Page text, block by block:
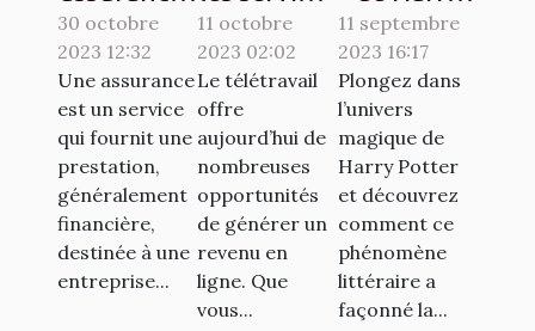
à souscrire
en France :
lesquelles
sont
exigées ?
30 octobre
2023 12:32
Une assurance
est un service
qui fournit une
prestation,
généralement
financière,
destinée à une
entreprise...
en ligne
pour se
faire de
l'argent en
télétravail
?
11 octobre
2023 02:02
Le télétravail
offre
aujourd’hui de
nombreuses
opportunités
de générer un
revenu en
ligne. Que
vous...
Potter sur
la culture
populaire à
travers les
chasses au
trésor
11 septembre
2023 16:17
Plongez dans
l’univers
magique de
Harry Potter
et découvrez
comment ce
phénomène
littéraire a
façonné la...